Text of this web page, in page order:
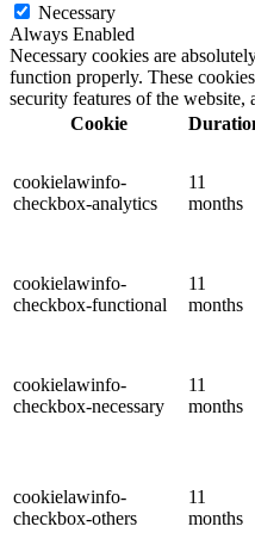
Necessary
Always Enabled
Necessary cookies are
function properly. These
security features of the website,
Cookie
cookielawinfo-
checkbox-analytics
11
months
cookielawinfo-
checkbox-functional
11
months
cookielawinfo-
checkbox-necessary
11
months
cookielawinfo-
checkbox-others
11
months